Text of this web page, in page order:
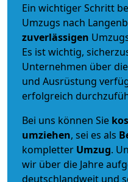
Ein wichtiger Schritt
Umzugs nach
zuverlässigen
Es ist wichtig,
Unternehmen über
und Ausrüstung
erfolgreich
Bei uns können Sie
umziehen, sei es als
kompletter Umzug.
wir über die Jahre
deutschlandweit und